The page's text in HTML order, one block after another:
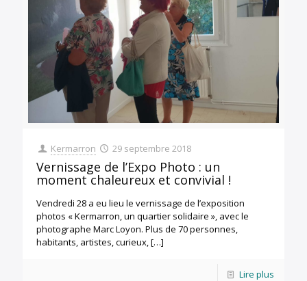
Kermarron 29 septembre 2018
Vernissage de l’Expo Photo : un
moment chaleureux et convivial !
Vendredi 28 a eu lieu le vernissage de l’exposition
photos « Kermarron, un quartier solidaire », avec le
photographe Marc Loyon. Plus de 70 personnes,
habitants, artistes, curieux,[…]
Lire plus